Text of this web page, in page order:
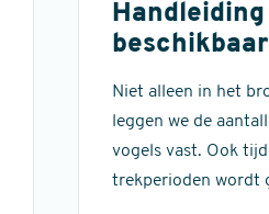
Niet alleen in het
leggen we de
vogels vast. Ook
trekperioden wordt